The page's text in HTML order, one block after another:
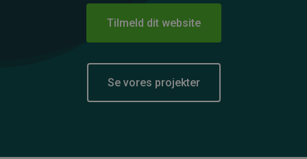
Tilmeld dit website
Se vores projekter